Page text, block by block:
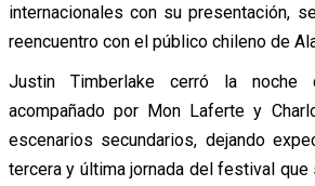
internacionales con su presentación,
reencuentro con el público chileno de
Justin Timberlake cerró la
acompañado por Mon Laferte y
escenarios secundarios, dejando
tercera y última jornada del festival